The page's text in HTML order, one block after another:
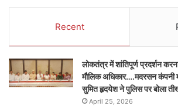
Recent
लोकतंत्र में शांतिपूर्ण प्रदर्शन
मौलिक अधिकार….मदरसन कंपनी
सुमित हृदयेश ने पुलिस पर बोला
April 25, 2026